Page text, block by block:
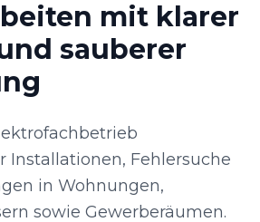
mit klarer
sauberer
Installationen, Fehlersuche
in Wohnungen,
sowie Gewerberäumen.